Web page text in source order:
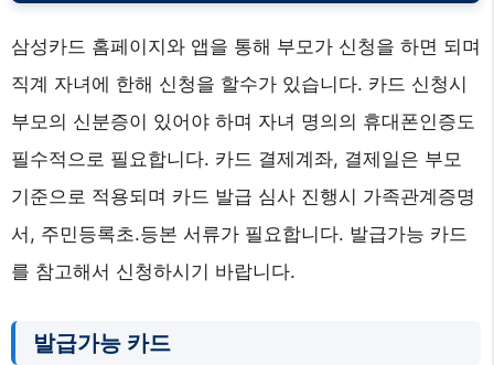
삼성카드 홈페이지와 앱을 통해 부모가 신청을 하면 되며
직계 자녀에 한해 신청을 할수가 있습니다. 카드 신청시
부모의 신분증이 있어야 하며 자녀 명의의 휴대폰인증도
필수적으로 필요합니다. 카드 결제계좌, 결제일은 부모
기준으로 적용되며 카드 발급 심사 진행시 가족관계증명
서, 주민등록초.등본 서류가 필요합니다. 발급가능 카드
를 참고해서 신청하시기 바랍니다.
발급가능 카드